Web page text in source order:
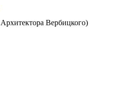
Вербицкого)